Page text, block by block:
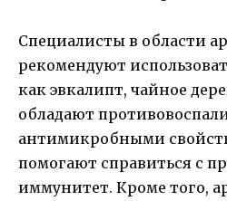
Специалисты в области
рекомендуют
как эвкалипт, чайное
обладают
антимикробными
помогают справиться с
иммунитет. Кроме того,